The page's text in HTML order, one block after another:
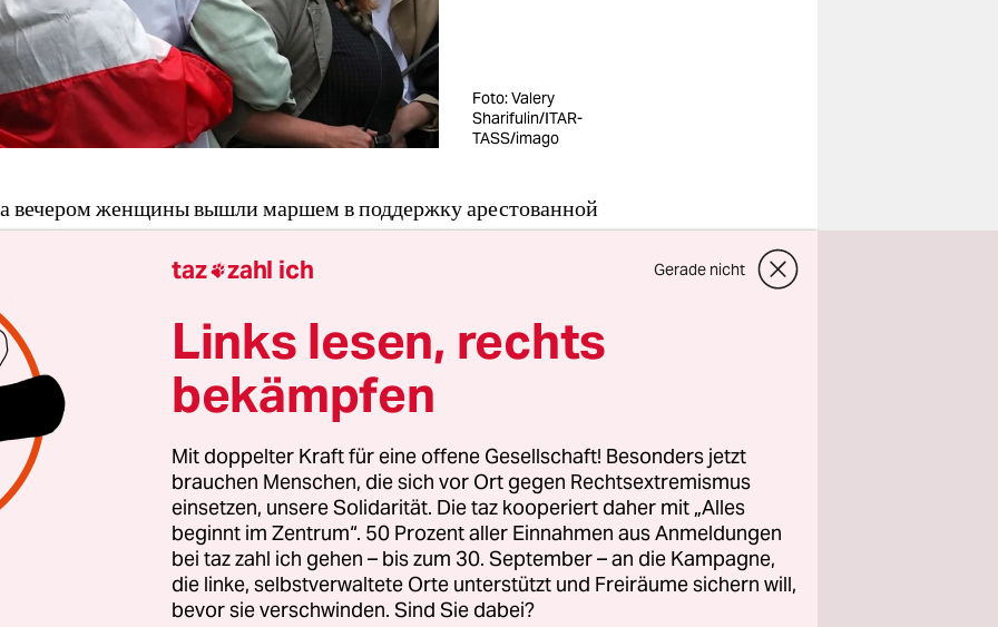
Foto: Valery
Sharifulin/ITAR-
TASS/imago
вечером женщины вышли маршем в поддержку арестованной
за попытку захвата власти. И их пожалуй впервые за месяц
задерживать полиция. Страшно ли им? Да, страшно.
снова? Да, выйдут. Я говорю с этими женщинами. Они мне
что во многих семьях сейчас психологические проблемы,
отпускать своих жен на митинги, некоторые даже угрожают
женщины вдохновились примером Светланы Тихановской и
у власти будущего для своих детей.
которой 96 лет – самая большая оппозиционерка в нашей
сломала шейку бедра и лежит в кровати сейчас дома.
телевизор, полный пропаганды, ругается с ним и кричит:
taz zahl ich Gerade nicht
Links lesen, rechts
bekämpfen
Mit doppelter Kraft für eine offene Gesellschaft! Besonders jetzt
brauchen Menschen, die sich vor Ort gegen Rechtsextremismus
einsetzen, unsere Solidarität. Die taz kooperiert daher mit „Alles
beginnt im Zentrum“. 50 Prozent aller Einnahmen aus Anmeldungen
bei taz zahl ich gehen – bis zum 30. September – an die Kampagne,
die linke, selbstverwaltete Orte unterstützt und Freiräume sichern will,
bevor sie verschwinden. Sind Sie dabei?